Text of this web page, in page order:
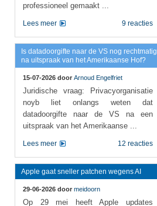
professioneel gemaakt ...
9 reacties
Lees meer
Is datadoorgifte naar de VS nog rechtmatig
na uitspraak van het Amerikaanse Hof?
15-07-2026 door Arnoud Engelfriet
Juridische vraag: Privacyorganisatie
noyb liet onlangs weten dat
datadoorgifte naar de VS na een
uitspraak van het Amerikaanse ...
12 reacties
Lees meer
Apple gaat sneller patchen wegens AI
29-06-2026 door meidoorn
Op 29 mei heeft Apple updates